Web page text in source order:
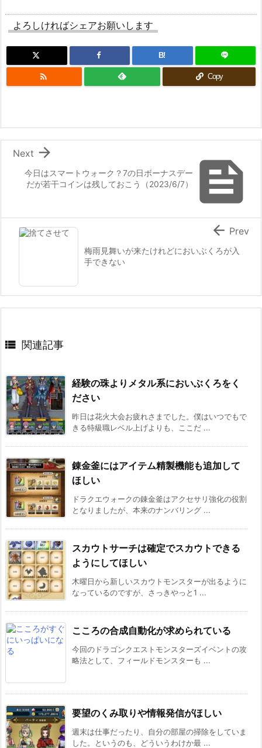
よろしければシェアお願いします
B!
 Copy

今日はスマートウォーク？7の日ボーナスデー
だが若干コインは残しておこう（2023/6/7）

Next
梅雨見舞いが来たけれどにおいぶくろが入
手できない
 Prev
 関連記事
経験の珠よりメタル系においぶくろをく
ださい
昨日は花火大会お疲れさまでした。僕はいつでもで
きる特級職レベル上げよりも、ここだ ...
錬金釜にはアイテム精製機能も追加して
ほしい
ドラクエウォークの錬金釜はアクセサリ強化の役割
となりましたが、本来のナンバリング ...
スカウトサーチは確定でスカウトできる
ようにしてほしい
木曜日から新しいスカウトモンスターが出るように
なっているのですが、さっきやっと1 ...
こころの合成自動化が求められている
今回のドラゴンクエストモンスターズイベントの攻
略法として、フィールドモンスターも ...
要望のくみ取りや情報発信がほしい
週末は仕事だったり、自分の部屋の掃除をしていま
した。というのも、どういうわけか最 ...